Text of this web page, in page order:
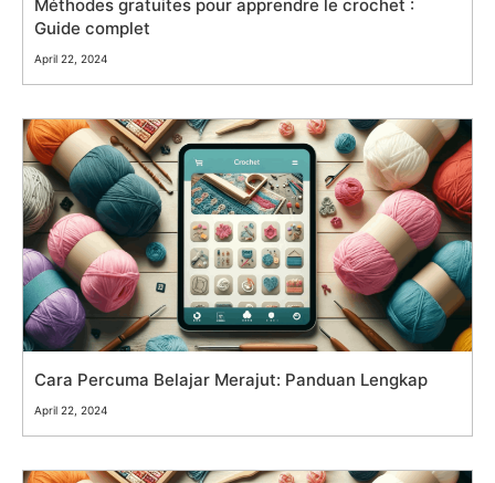
Méthodes gratuites pour apprendre le crochet :
Guide complet
April 22, 2024
Cara Percuma Belajar Merajut: Panduan Lengkap
April 22, 2024